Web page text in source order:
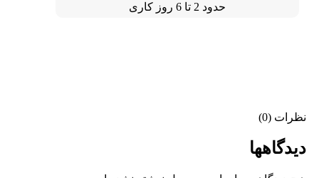
حدود 2 تا 6 روز کاری
نظرات (0)
دیدگاهها